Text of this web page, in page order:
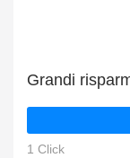
1 Click